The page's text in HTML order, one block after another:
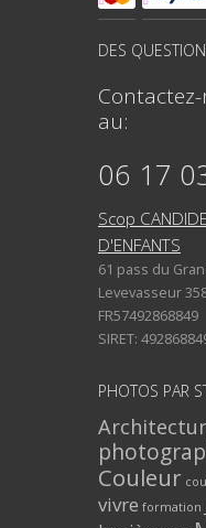
DES
au:
06 17
Scop
D'ENFANTS
61 pass du
Levevasseur
FR57492868849
SIRET:
PHOTOS PAR
Couleur
vivre formation